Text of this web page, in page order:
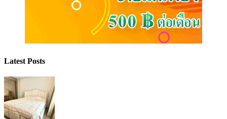
Latest Posts